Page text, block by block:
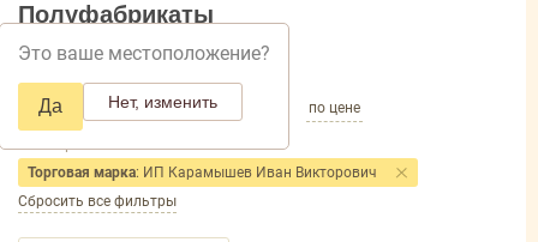
Это ваше местоположение?
Да Нет, изменить
Полуфабрикаты
Добавить фильтр товаров
по популярности по названию по цене
Торговая марка: ИП Карамышев Иван Викторович
Сбросить все фильтры